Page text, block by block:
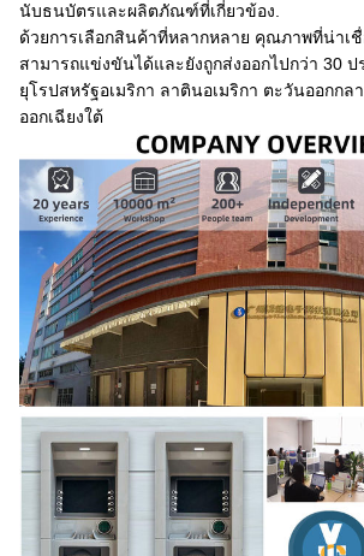
นับธนบัตรและผลิตภัณฑ์ที่เกี่ยวข้อง.
ด้วยการเลือกสินค้าที่หลากหลาย คุณภาพที่น่าเ
สามารถแข่งขันได้และยังถูกส่งออกไปกว่า 30
ยุโรปสหรัฐอเมริกา ลาตินอเมริกา ตะวันออกกล
ออกเฉียงใต้